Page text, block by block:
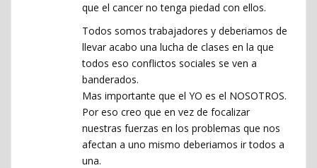
que el cancer no tenga piedad con ellos.
Todos somos trabajadores y deberiamos de
llevar acabo una lucha de clases en la que
todos eso conflictos sociales se ven a
banderados.
Mas importante que el YO es el NOSOTROS.
Por eso creo que en vez de focalizar
nuestras fuerzas en los problemas que nos
afectan a uno mismo deberiamos ir todos a
una.